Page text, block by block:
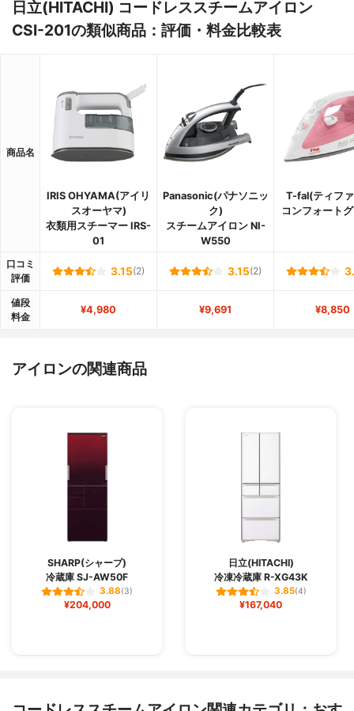
日立(HITACHI) コードレススチームアイロン
CSI-201の類似商品：評価・料金比較表
商品名
IRIS OHYAMA(アイリ
スオーヤマ)
衣類用スチーマー IRS-
01
Panasonic(パナソニッ
ク)
スチームアイロン NI-
W550
T-fal(ティフ
コンフォート
口コミ
評価
3.15(2) 3.15(2)
値段
料金
¥4,980 ¥9,691 ¥8,850
アイロンの関連商品
SHARP(シャープ)
冷蔵庫 SJ-AW50F
3.88(3)
¥204,000
日立(HITACHI)
冷凍冷蔵庫 R-XG43K
3.85(4)
¥167,040